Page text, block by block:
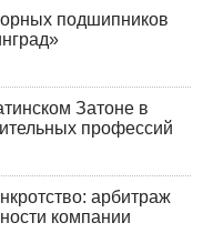
подшипников
Затоне в
профессий
арбитраж
компании